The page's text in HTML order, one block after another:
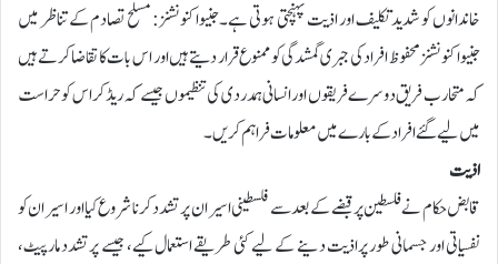
خاندانوں کو شدید تکلیف اور اذیت پہنچتی ہوتی ہے۔جنیوا کنونشنز: مسلح تصادم کے تناظر میں
جنیوا کنونشنز محفوظ افراد کی جبری گمشدگی کو ممنوع قرار دیتے ہیں اور اس بات کا تقاضا کرتے ہیں
کہ متحارب فریق دوسرے فریقوں اور انسانی ہمدردی کی تنظیموں جیسے کہ ریڈ کراس کو حراست
میں لیے گئے افراد کے بارے میں معلومات فراہم کریں۔
اذیت
قابض حکام نے فلسطین پرقبضے کے بعد سے فلسطینی اسیران پر تشدد کرنا شروع کیا اور اسیران کو
نفسیاتی اور جسمانی طور پراذیت دینے کے لیے کئی طریقے استعمال کیے، جیسے پرتشدد مارپیٹ،